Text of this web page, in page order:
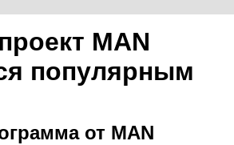
MAN
популярным